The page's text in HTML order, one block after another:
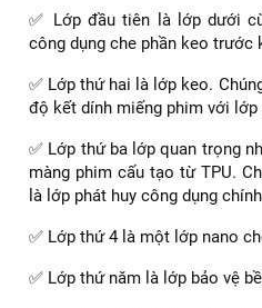
✅ Lớp đầu tiên là lớp dưới
công dụng che phần keo trước
✅ Lớp thứ hai là lớp keo.
độ kết dính miếng phim với
✅ Lớp thứ ba lớp quan trọng
màng phim cấu tạo từ TPU.
là lớp phát huy công dụng
✅ Lớp thứ 4 là một lớp nano
✅ Lớp thứ năm là lớp bảo vệ